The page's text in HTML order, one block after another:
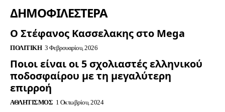
ΔΗΜΟΦΙΛΈΣΤΕΡΑ
Ο Στέφανος Κασσελακης στο Mega
ΠΟΛΙΤΙΚΉ 3 Φεβρουαρίου, 2026
Ποιοι είναι οι 5 σχολιαστές ελληνικού
ποδοσφαίρου με τη μεγαλύτερη
επιρροή
ΑΘΛΗΤΙΣΜΌΣ 1 Οκτωβρίου, 2024